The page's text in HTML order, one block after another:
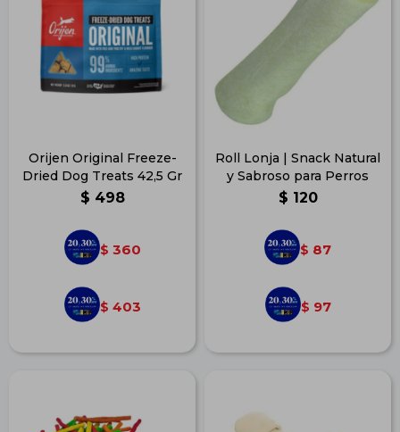
Orijen Original Freeze-
Dried Dog Treats 42,5 Gr
$ 498
$ 360
$ 403
Roll Lonja | Snack Natural
y Sabroso para Perros
$ 120
$ 87
$ 97